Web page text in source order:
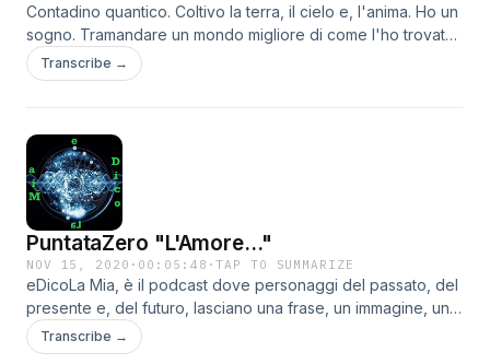
Contadino quantico. Coltivo la terra, il cielo e, l'anima. Ho un
sogno. Tramandare un mondo migliore di come l'ho trovato.
Parole, musica e, condivisione... in pochi minuti.
Transcribe →
PuntataZero "L'Amore..."
NOV 15, 2020 · 00:05:48 ·TAP TO SUMMARIZE
eDicoLa Mia, è il podcast dove personaggi del passato, del
presente e, del futuro, lasciano una frase, un immagine, una
scia di se su cui cercheremo d'imbellirci per rigenerare il
mondo.Contadino quantico, coltivo la terra, il cielo e, l'anima.
Transcribe →